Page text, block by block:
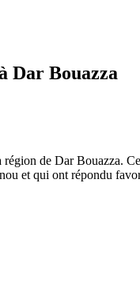
Dar Bouazza
de Dar Bouazza.
et qui ont répondu